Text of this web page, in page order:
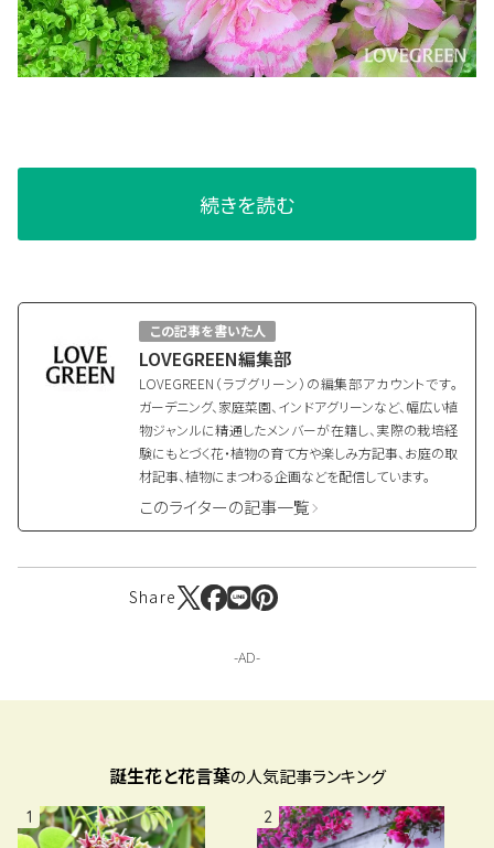
続きを読む
この記事を書いた人
LOVEGREEN編集部
LOVEGREEN（ラブグリーン）の編集部アカウントです。
ガーデニング、家庭菜園、インドアグリーンなど、幅広い植
物ジャンルに精通したメンバーが在籍し、実際の栽培経
験にもとづく花・植物の育て方や楽しみ方記事、お庭の取
材記事、植物にまつわる企画などを配信しています。
このライターの記事一覧
Share
誕生花と花言葉の人気記事ランキング
1 2